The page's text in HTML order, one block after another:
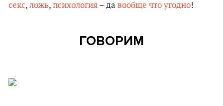
секс, ложь, психология – да вообще что угодно!
ГОВОРИМ